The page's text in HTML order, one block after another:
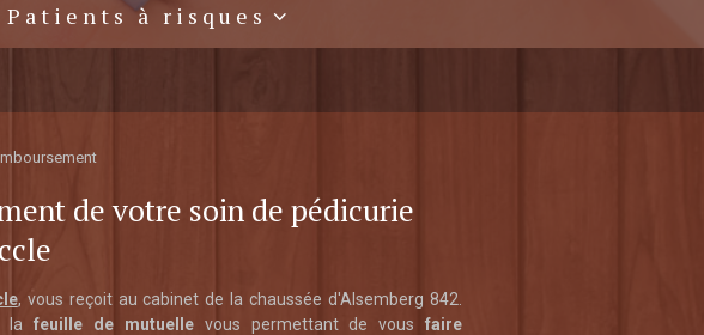
Patients à risques
de votre soin de pédicurie
, vous reçoit au cabinet de la chaussée d'Alsemberg 842.
lafeuille de mutuellevous permettant de vousfaire